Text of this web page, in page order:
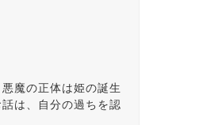
魔の正体は姫の誕生
は、自分の過ちを認